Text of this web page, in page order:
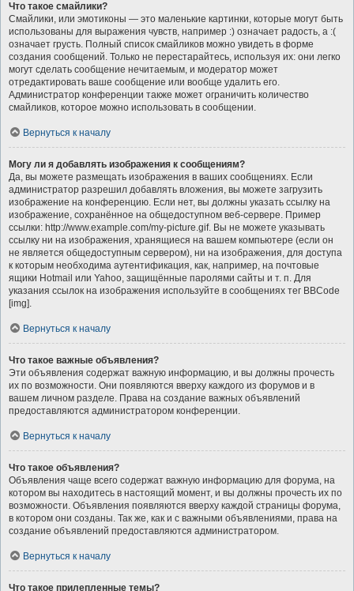
Что такое смайлики?
Смайлики, или эмотиконы — это маленькие картинки, которые могут быть
использованы для выражения чувств, например :) означает радость, а :(
означает грусть. Полный список смайликов можно увидеть в форме
создания сообщений. Только не перестарайтесь, используя их: они легко
могут сделать сообщение нечитаемым, и модератор может
отредактировать ваше сообщение или вообще удалить его.
Администратор конференции также может ограничить количество
смайликов, которое можно использовать в сообщении.
Вернуться к началу
Могу ли я добавлять изображения к сообщениям?
Да, вы можете размещать изображения в ваших сообщениях. Если
администратор разрешил добавлять вложения, вы можете загрузить
изображение на конференцию. Если нет, вы должны указать ссылку на
изображение, сохранённое на общедоступном веб-сервере. Пример
ссылки: http://www.example.com/my-picture.gif. Вы не можете указывать
ссылку ни на изображения, хранящиеся на вашем компьютере (если он
не является общедоступным сервером), ни на изображения, для доступа
к которым необходима аутентификация, как, например, на почтовые
ящики Hotmail или Yahoo, защищённые паролями сайты и т. п. Для
указания ссылок на изображения используйте в сообщениях тег BBCode
[img].
Вернуться к началу
Что такое важные объявления?
Эти объявления содержат важную информацию, и вы должны прочесть
их по возможности. Они появляются вверху каждого из форумов и в
вашем личном разделе. Права на создание важных объявлений
предоставляются администратором конференции.
Вернуться к началу
Что такое объявления?
Объявления чаще всего содержат важную информацию для форума, на
котором вы находитесь в настоящий момент, и вы должны прочесть их по
возможности. Объявления появляются вверху каждой страницы форума,
в котором они созданы. Так же, как и с важными объявлениями, права на
создание объявлений предоставляются администратором.
Вернуться к началу
Что такое прилепленные темы?